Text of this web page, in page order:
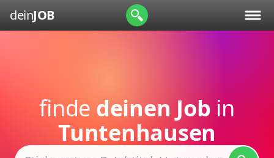
deinJOB
finde deinen Job in
Tuntenhausen